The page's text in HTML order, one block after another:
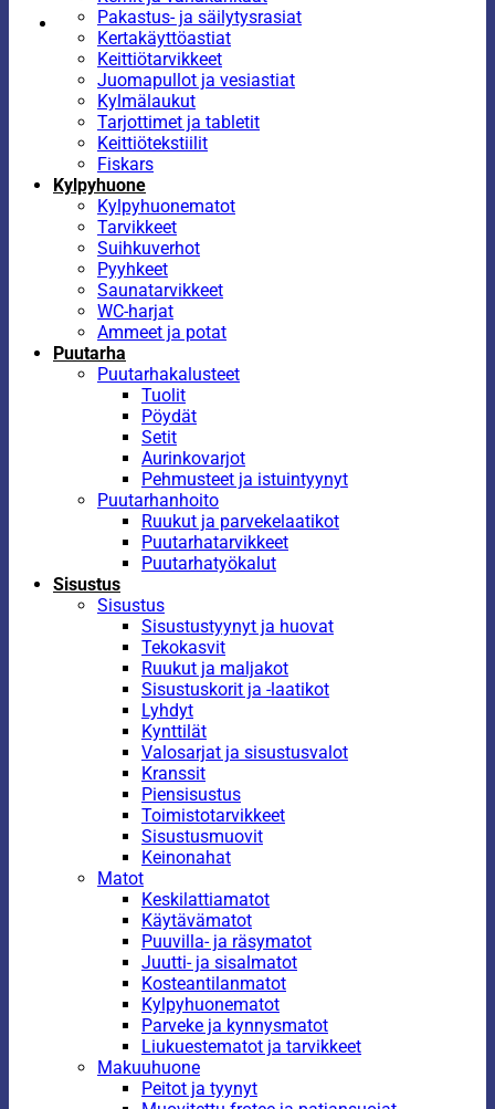
Pakastus- ja säilytysrasiat
Kertakäyttöastiat
Keittiötarvikkeet
Juomapullot ja vesiastiat
Kylmälaukut
Tarjottimet ja tabletit
Keittiötekstiilit
Fiskars
Kylpyhuone
Kylpyhuonematot
Tarvikkeet
Suihkuverhot
Pyyhkeet
Saunatarvikkeet
WC-harjat
Ammeet ja potat
Puutarha
Puutarhakalusteet
Tuolit
Pöydät
Setit
Aurinkovarjot
Pehmusteet ja istuintyynyt
Puutarhanhoito
Ruukut ja parvekelaatikot
Puutarhatarvikkeet
Puutarhatyökalut
Sisustus
Sisustus
Sisustustyynyt ja huovat
Tekokasvit
Ruukut ja maljakot
Sisustuskorit ja -laatikot
Lyhdyt
Kynttilät
Valosarjat ja sisustusvalot
Kranssit
Piensisustus
Toimistotarvikkeet
Sisustusmuovit
Keinonahat
Matot
Keskilattiamatot
Käytävämatot
Puuvilla- ja räsymatot
Juutti- ja sisalmatot
Kosteantilanmatot
Kylpyhuonematot
Parveke ja kynnysmatot
Liukuestematot ja tarvikkeet
Makuuhuone
Peitot ja tyynyt